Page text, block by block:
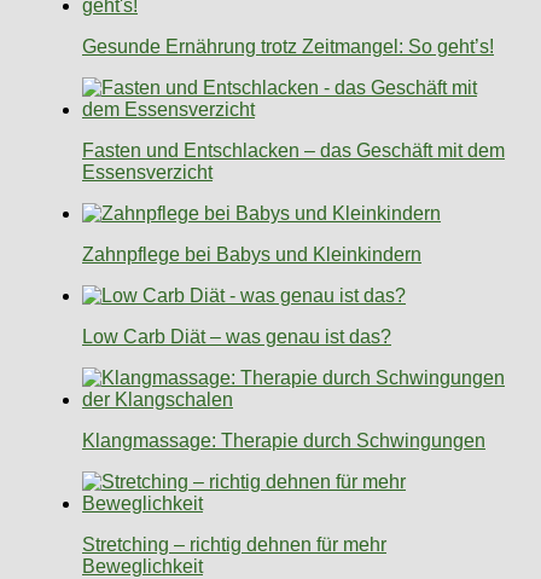
Gesunde Ernährung trotz Zeitmangel: So geht’s!
Fasten und Entschlacken – das Geschäft mit dem
Essensverzicht
Zahnpflege bei Babys und Kleinkindern
Low Carb Diät – was genau ist das?
Klangmassage: Therapie durch Schwingungen
Stretching – richtig dehnen für mehr
Beweglichkeit